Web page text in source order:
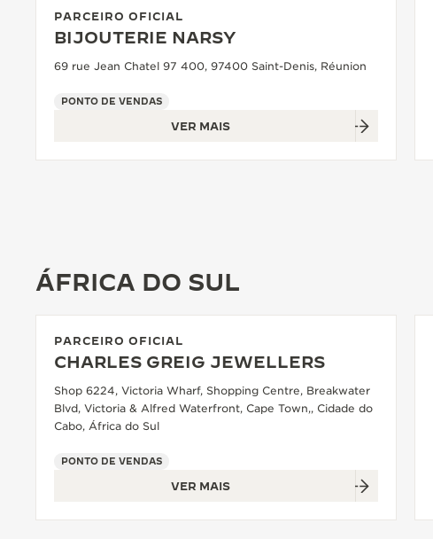
PARCEIRO OFICIAL
BIJOUTERIE NARSY
69 rue Jean Chatel 97 400, 97400 Saint-Denis, Réunion
PONTO DE VENDAS
VER MAIS
ÁFRICA DO SUL
PARCEIRO OFICIAL
CHARLES GREIG JEWELLERS
Shop 6224, Victoria Wharf, Shopping Centre, Breakwater
Blvd, Victoria & Alfred Waterfront, Cape Town,, Cidade do
Cabo, África do Sul
PONTO DE VENDAS
VER MAIS